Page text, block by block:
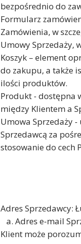
bezpośrednio do
Formularz
Zamówienia, w
Umowy Sprzedaży,
Koszyk – element
do zakupu, a także
ilości produktów.
Produkt - dostępna
między Klientem a
Umowa Sprzedaży
Sprzedawcą za
stosowanie do cech
Adres Sprzedawcy:
Adres e-mail
Klient może